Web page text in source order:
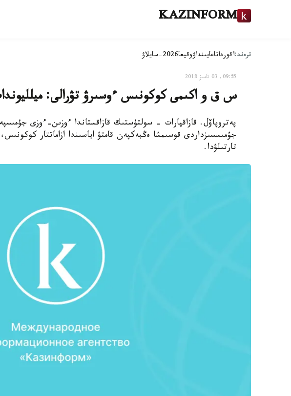
KAZINFORM
ترەند:اقورداتاعايىنداۋوقيعا2026-سايلاۋ
09:55, 03 تامىز 2018
س ق و اكىمى كوكونىس ءوسىرۋ تۋرالى:
پەتروپاۆل. قازاقپارات - سولتۇستىك قازاقستاندا ءوزىن-ءوزى
جۇمىسسىزداردى قوسىمشا ەڭبەكپەن قامتۋ اياسىندا ازاماتتار
تارتىلۋدا.